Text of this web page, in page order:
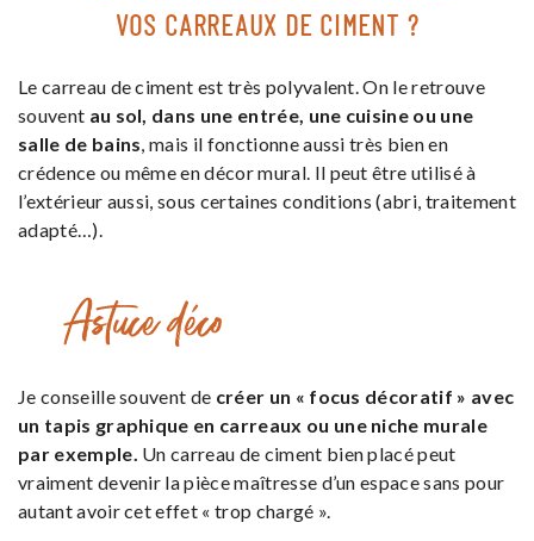
VOS CARREAUX DE CIMENT ?
Le carreau de ciment est très polyvalent. On le retrouve
souvent au sol, dans une entrée, une cuisine ou une
salle de bains , mais il fonctionne aussi très bien en
crédence ou même en décor mural. Il peut être utilisé à
l’extérieur aussi, sous certaines conditions (abri, traitement
adapté…).
Astuce déco
Je conseille souvent de créer un « focus décoratif » avec
un tapis graphique en carreaux ou une niche murale
par exemple. Un carreau de ciment bien placé peut
vraiment devenir la pièce maîtresse d’un espace sans pour
autant avoir cet effet « trop chargé ».